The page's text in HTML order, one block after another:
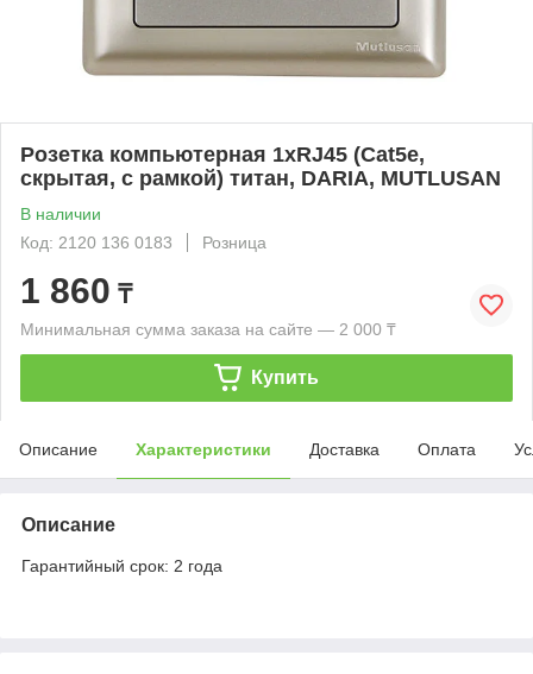
Розетка компьютерная 1xRJ45 (Cat5e,
скрытая, с рамкой) титан, DARIA, MUTLUSAN
В наличии
Код: 2120 136 0183
Розница
1 860 ₸
Минимальная сумма заказа на сайте — 2 000 ₸
Купить
Описание Характеристики Доставка Оплата
Описание
Гарантийный срок: 2 года